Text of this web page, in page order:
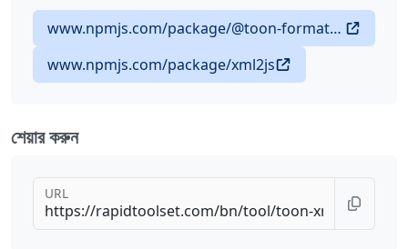
www.npmjs.com/package/@toon-format/toon
www.npmjs.com/package/xml2js
শেয়ার করুন
URL